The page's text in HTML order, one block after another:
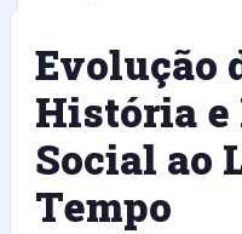
Evolução
História e
Social ao
Tempo